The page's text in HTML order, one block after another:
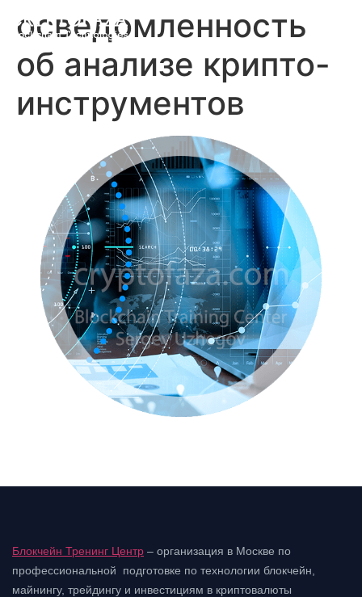
осведомленность
об анализе крипто-
инструментов
Блокчейн Тренинг Центр – организация в Москве по
профессиональной подготовке по технологии блокчейн,
майнингу, трейдингу и инвестициям в криптовалюты